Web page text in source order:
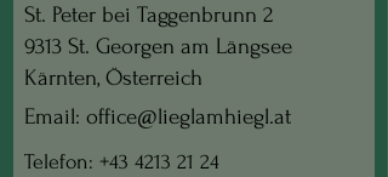
St. Peter bei Taggenbrunn 2
9313 St. Georgen am Längsee
Kärnten, Österreich
Email: office@lieglamhiegl.at
Telefon: +43 4213 21 24